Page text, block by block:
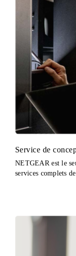
Service de
NETGEAR est le
services complets